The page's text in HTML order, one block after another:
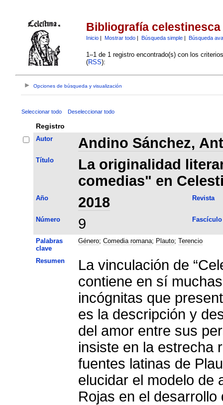
Bibliografía celestinesca
Inicio| Mostrar todo| Búsqueda simple| Búsqueda
1–1 de 1 registro encontrado(s) con los
(RSS):
Opciones de búsqueda y visualización
Seleccionar todo Deseleccionar todo
Registro
Autor Andino Sánchez,
Título
La originalidad
comedias" en
Año 2018 Revista
Número 9 Fascículo
Palabras
clave
Género; Comedia romana; Plauto; Terencio
Resumen
La vinculación de
contiene en sí
incógnitas que
es la descripción y
del amor entre sus
insiste en la estrecha
fuentes latinas de
elucidar el modelo de
Rojas en el